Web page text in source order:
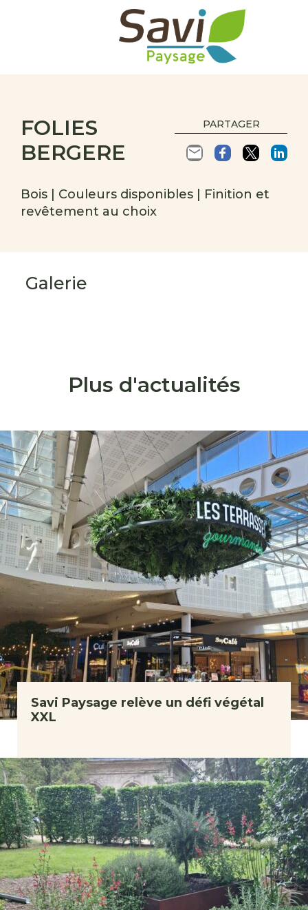
PARTAGER
FOLIES
BERGERE
Bois | Couleurs disponibles | Finition et
revêtement au choix
Galerie
Plus d'actualités
Savi Paysage relève un défi végétal
XXL